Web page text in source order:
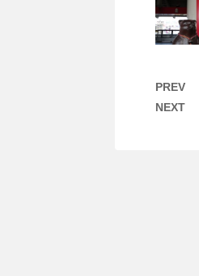
PREV
NEXT